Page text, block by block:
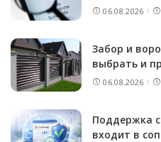
06.08.2026
Забор и
выбрать и
06.08.2026
Поддержка
входит в